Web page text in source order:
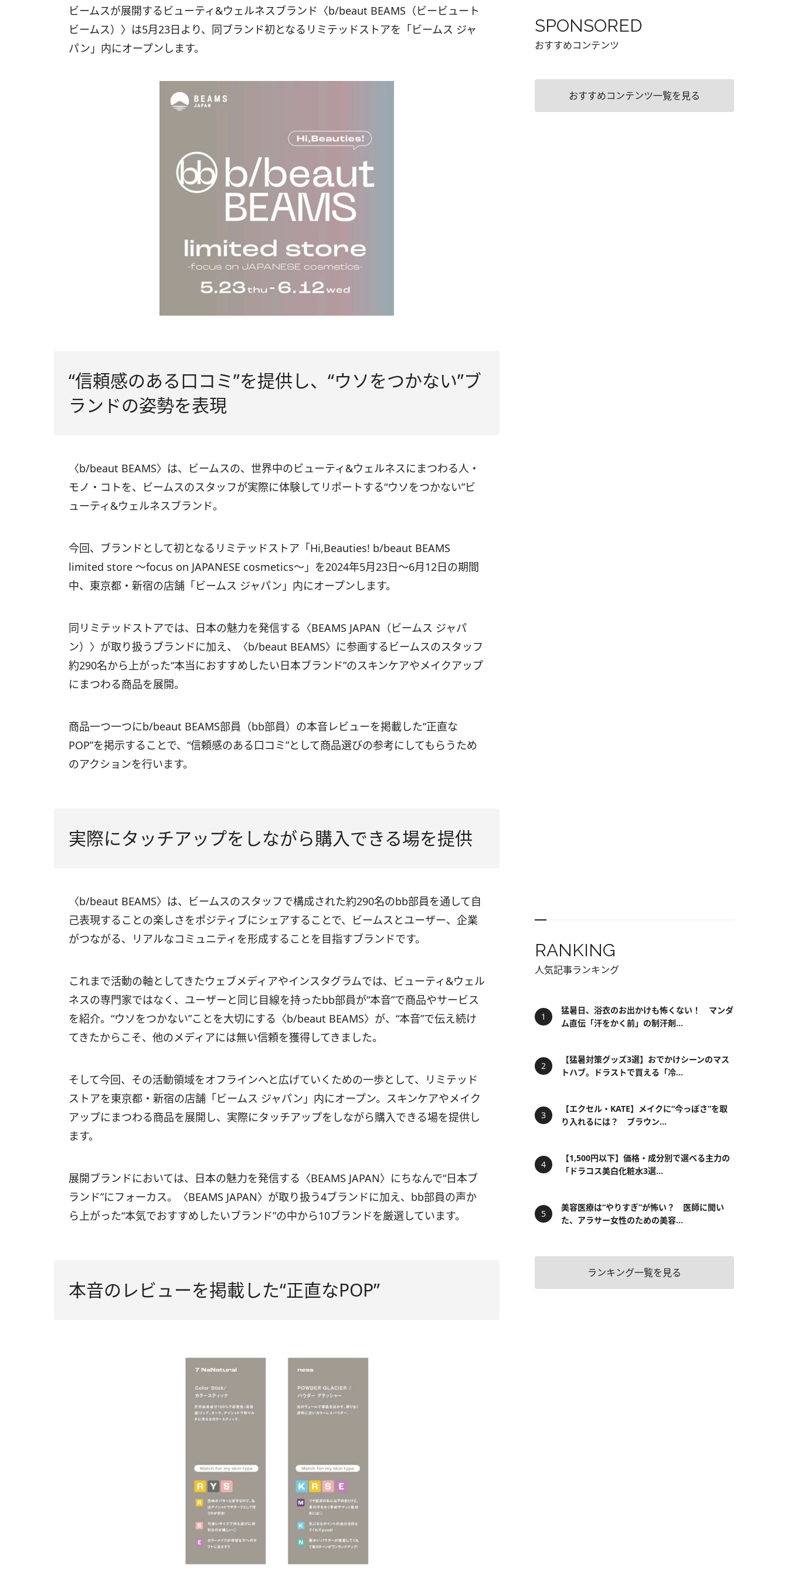
ビームスが展開するビューティ&ウェルネスブランド〈b/beaut BEAMS（ビービュート
ビームス）〉は5月23日より、同ブランド初となるリミテッドストアを「ビームス ジャ
パン」内にオープンします。
“信頼感のある口コミ”を提供し、“ウソをつかない”ブ
ランドの姿勢を表現
〈b/beaut BEAMS〉は、ビームスの、世界中のビューティ&ウェルネスにまつわる人・
モノ・コトを、ビームスのスタッフが実際に体験してリポートする“ウソをつかない”ビ
ューティ&ウェルネスブランド。
今回、ブランドとして初となるリミテッドストア「Hi,Beauties! b/beaut BEAMS
limited store 〜focus on JAPANESE cosmetics〜」を2024年5月23日〜6月12日の期間
中、東京都・新宿の店舗「ビームス ジャパン」内にオープンします。
同リミテッドストアでは、日本の魅力を発信する〈BEAMS JAPAN（ビームス ジャパ
ン）〉が取り扱うブランドに加え、〈b/beaut BEAMS〉に参画するビームスのスタッフ
約290名から上がった“本当におすすめしたい日本ブランド”のスキンケアやメイクアップ
にまつわる商品を展開。
商品一つ一つにb/beaut BEAMS部員（bb部員）の本音レビューを掲載した“正直な
POP”を掲示することで、“信頼感のある口コミ”として商品選びの参考にしてもらうため
のアクションを行います。
実際にタッチアップをしながら購入できる場を提供
〈b/beaut BEAMS〉は、ビームスのスタッフで構成された約290名のbb部員を通して自
己表現することの楽しさをポジティブにシェアすることで、ビームスとユーザー、企業
がつながる、リアルなコミュニティを形成することを目指すブランドです。
これまで活動の軸としてきたウェブメディアやインスタグラムでは、ビューティ&ウェル
ネスの専門家ではなく、ユーザーと同じ目線を持ったbb部員が“本音”で商品やサービス
を紹介。“ウソをつかない”ことを大切にする〈b/beaut BEAMS〉が、“本音”で伝え続け
てきたからこそ、他のメディアには無い信頼を獲得してきました。
そして今回、その活動領域をオフラインへと広げていくための一歩として、リミテッド
ストアを東京都・新宿の店舗「ビームス ジャパン」内にオープン。スキンケアやメイク
アップにまつわる商品を展開し、実際にタッチアップをしながら購入できる場を提供し
ます。
展開ブランドにおいては、日本の魅力を発信する〈BEAMS JAPAN〉にちなんで“日本ブ
ランド”にフォーカス。〈BEAMS JAPAN〉が取り扱う4ブランドに加え、bb部員の声か
ら上がった“本気でおすすめしたいブランド”の中から10ブランドを厳選しています。
本音のレビューを掲載した“正直なPOP”
SPONSORED
おすすめコンテンツ
おすすめコンテンツ一覧を見る
RANKING
人気記事ランキング
猛暑日、浴衣のお出かけも怖くない！ マンダ
ム直伝「汗をかく前」の制汗剤...
【猛暑対策グッズ3選】おでかけシーンのマス
トハブ。ドラストで買える「冷...
【エクセル・KATE】メイクに“今っぽさ”を取
り入れるには？ ブラウン...
【1,500円以下】価格・成分別で選べる主力の
「ドラコス美白化粧水3選...
美容医療は“やりすぎ”が怖い？ 医師に聞い
た、アラサー女性のための美容...
ランキング一覧を見る